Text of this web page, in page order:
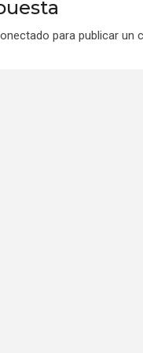
para publicar un